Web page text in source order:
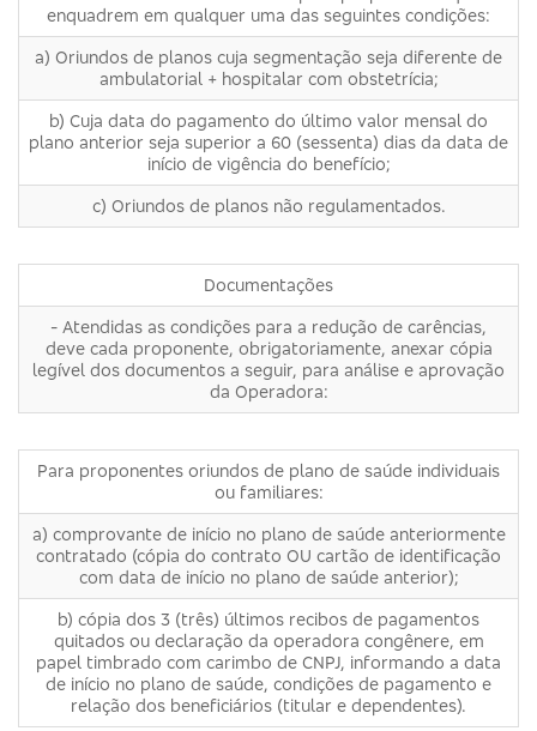
enquadrem em qualquer uma das seguintes condições:
a) Oriundos de planos cuja segmentação seja diferente de
ambulatorial + hospitalar com obstetrícia;
b) Cuja data do pagamento do último valor mensal do
plano anterior seja superior a 60 (sessenta) dias da data de
início de vigência do benefício;
c) Oriundos de planos não regulamentados.
Documentações
- Atendidas as condições para a redução de carências,
deve cada proponente, obrigatoriamente, anexar cópia
legível dos documentos a seguir, para análise e aprovação
da Operadora:
Para proponentes oriundos de plano de saúde individuais
ou familiares:
a) comprovante de início no plano de saúde anteriormente
contratado (cópia do contrato OU cartão de identificação
com data de início no plano de saúde anterior);
b) cópia dos 3 (três) últimos recibos de pagamentos
quitados ou declaração da operadora congênere, em
papel timbrado com carimbo de CNPJ, informando a data
de início no plano de saúde, condições de pagamento e
relação dos beneficiários (titular e dependentes).